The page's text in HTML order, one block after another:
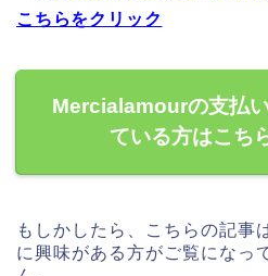
こちらをクリック
Mercialamourの支払
ている方はこち
もしかしたら、こちらの記事
に興味がある方がご覧になっ